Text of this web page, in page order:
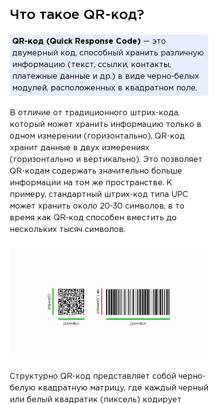
Что такое QR-код?
QR-код (Quick Response Code) — это
двумерный код, способный хранить различную
информацию (текст, ссылки, контакты,
платежные данные и др.) в виде черно-белых
модулей, расположенных в квадратном поле.
В отличие от традиционного штрих-кода,
который может хранить информацию только в
одном измерении (горизонтально), QR-код
хранит данные в двух измерениях
(горизонтально и вертикально). Это позволяет
QR-кодам содержать значительно больше
информации на том же пространстве. К
примеру, стандартный штрих-код типа UPC
может хранить около 20-30 символов, в то
время как QR-код способен вместить до
нескольких тысяч символов.
Структурно QR-код представляет собой черно-
белую квадратную матрицу, где каждый черный
или белый квадратик (пиксель) кодирует